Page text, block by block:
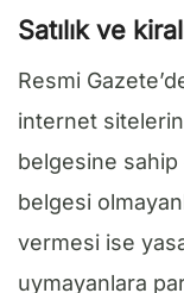
Satılık ve
Resmi
internet
belgesine sahip
belgesi
vermesi ise
uymayanlara